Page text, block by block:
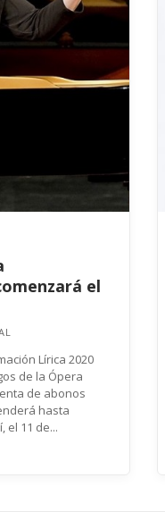
el
Lírica 2020
de la Ópera
de abonos
hasta
el 11 de...